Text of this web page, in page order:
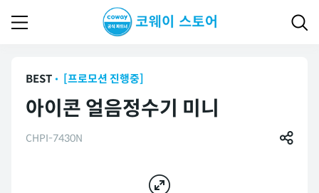
BEST [프로모션 진행중]
아이콘 얼음정수기 미니
CHPI-7430N